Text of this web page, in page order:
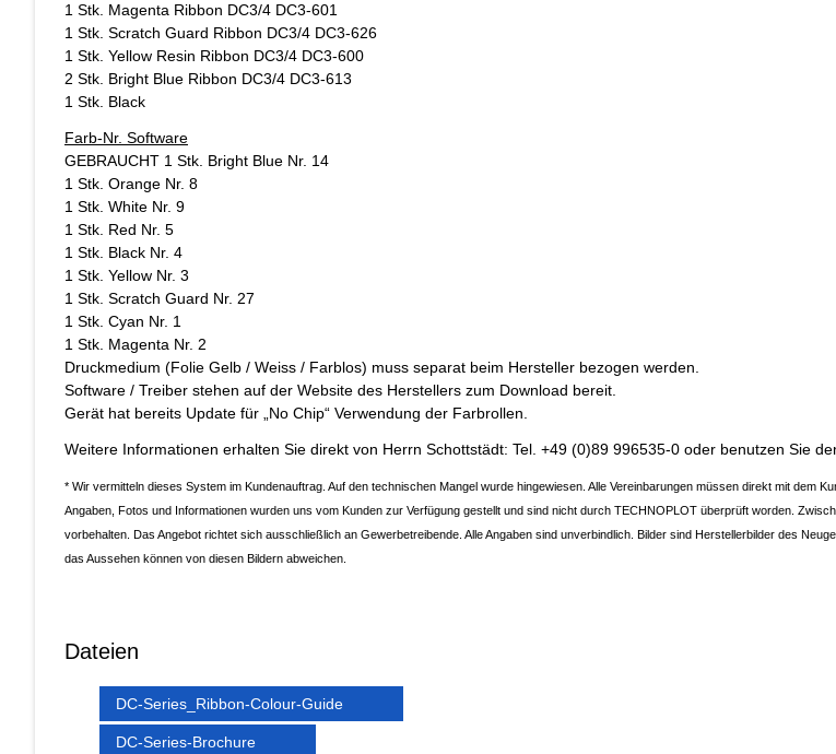
1 Stk. Magenta Ribbon DC3/4 DC3-601
1 Stk. Scratch Guard Ribbon DC3/4 DC3-626
1 Stk. Yellow Resin Ribbon DC3/4 DC3-600
2 Stk. Bright Blue Ribbon DC3/4 DC3-613
1 Stk. Black
Farb-Nr. Software
GEBRAUCHT 1 Stk. Bright Blue Nr. 14
1 Stk. Orange Nr. 8
1 Stk. White Nr. 9
1 Stk. Red Nr. 5
1 Stk. Black Nr. 4
1 Stk. Yellow Nr. 3
1 Stk. Scratch Guard Nr. 27
1 Stk. Cyan Nr. 1
1 Stk. Magenta Nr. 2
Druckmedium (Folie Gelb / Weiss / Farblos) muss separat beim Hersteller bezogen werden.
Software / Treiber stehen auf der Website des Herstellers zum Download bereit.
Gerät hat bereits Update für „No Chip“ Verwendung der Farbrollen.
Weitere Informationen erhalten Sie direkt von Herrn Schottstädt: Tel. +49 (0)89 996535-0 oder benutzen Sie
* Wir vermitteln dieses System im Kundenauftrag. Auf den technischen Mangel wurde hingewiesen. Alle Vereinbarungen müssen direkt mit dem
Angaben, Fotos und Informationen wurden uns vom Kunden zur Verfügung gestellt und sind nicht durch TECHNOPLOT überprüft worden.
vorbehalten. Das Angebot richtet sich ausschließlich an Gewerbetreibende. Alle Angaben sind unverbindlich. Bilder sind Herstellerbilder des
das Aussehen können von diesen Bildern abweichen.
Dateien
DC-Series_Ribbon-Colour-Guide
DC-Series-Brochure